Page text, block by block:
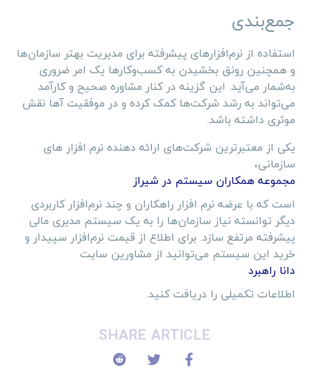
جمع‌بندی
استفاده از نرم‌افزارهای پیشرفته برای مدیریت بهتر سازمان‌ها
و همچنین رونق بخشیدن به کسب‌وکارها یک امر ضروری
به‌شمار می‌آید. این گزینه در کنار مشاوره صحیح و کارآمد
می‌تواند به رشد شرکت‌ها کمک کرده و در موفقیت آ‌ها نقش
موثری داشته باشد.
یکی از معتبرترین شرکت‌های ارائه دهنده نرم افزار های
سازمانی،
مجموعه همکاران سیستم در شیراز
است که با عرضه نرم افزار راهکاران و چند نرم‌افزار کاربردی
دیگر توانسته نیاز سازمان‌ها را به یک سیستم مدیری مالی
پیشرفته مرتفع سازد. برای اطلاع از قیمت نرم‌افزار سپیدار و
خرید این سیستم می‌توانید از مشاورین سایت
دانا راهبرد
اطلاعات تکمیلی را دریافت کنید.
SHARE ARTICLE